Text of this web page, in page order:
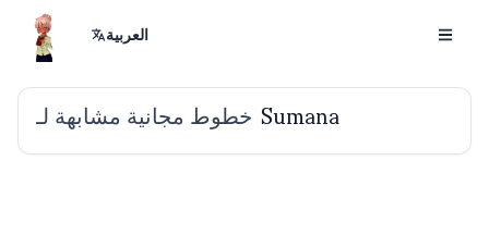
العربية
خطوط مجانية مشابهة لـ Sumana